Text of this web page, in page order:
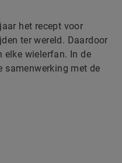
het recept voor
ter wereld. Daardoor
elke wielerfan. In de
samenwerking met de